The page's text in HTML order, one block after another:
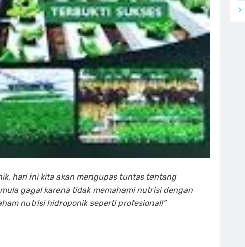
hari ini kita akan mengupas tuntas tentang
gagal karena tidak memahami nutrisi dengan
nutrisi hidroponik seperti profesional!”